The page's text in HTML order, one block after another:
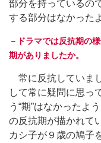
部分を持っているの
する部分はなかった
－ドラマでは反抗期の
期がありましたか。
常に反抗していま
して常に疑問に思っ
う“期”はなかったよ
の反抗期が描かれて
カシ子が９歳の鳩子